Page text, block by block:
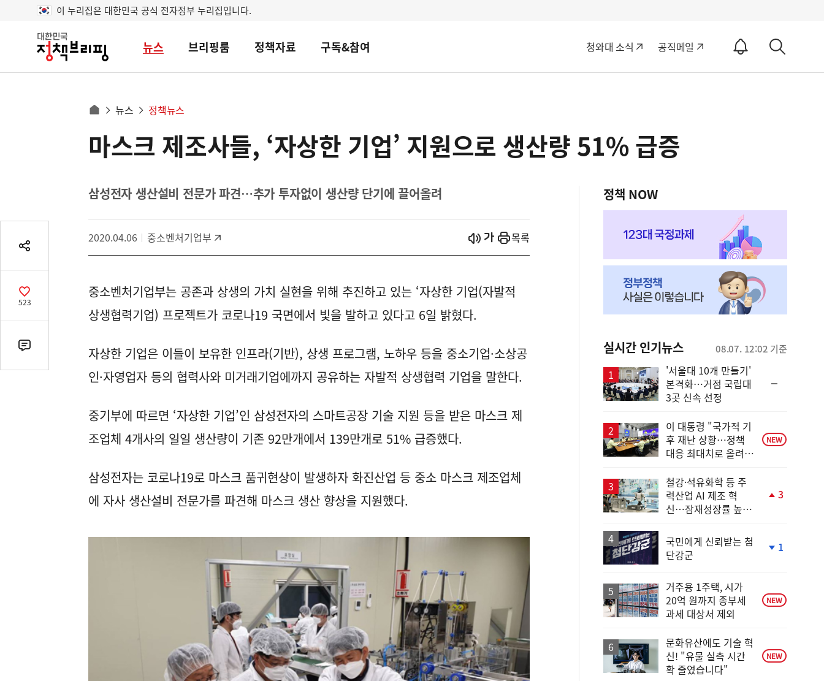
이 누리집은 대한민국 공식 전자정부 누리집입니다.
대
민
뉴스 브리핑룸 정책자료 구독&참여 청와대 소식 공직메일
알
ON
세
로
으
로
뉴스 정책뉴스
공
기
공
감
523
댓
글
마스크 제조사들, ‘자상한 기업’ 지원으로 생산량 51% 급증
삼성전자 생산설비 전문가 파견…추가 투자없이 생산량 단기에 끌어올려
2020.04.06 중소벤처기업부 시작
열기 목록
중소벤처기업부는 공존과 상생의 가치 실현을 위해 추진하고 있는 ‘자상한 기업(자발적
상생협력기업) 프로젝트가 코로나19 국면에서 빛을 발하고 있다고 6일 밝혔다.
자상한 기업은 이들이 보유한 인프라(기반), 상생 프로그램, 노하우 등을 중소기업·소상공
인·자영업자 등의 협력사와 미거래기업에까지 공유하는 자발적 상생협력 기업을 말한다.
중기부에 따르면 ‘자상한 기업’인 삼성전자의 스마트공장 기술 지원 등을 받은 마스크 제
조업체 4개사의 일일 생산량이 기존 92만개에서 139만개로 51% 급증했다.
삼성전자는 코로나19로 마스크 품귀현상이 발생하자 화진산업 등 중소 마스크 제조업체
에 자사 생산설비 전문가를 파견해 마스크 생산 향상을 지원했다.
정책 NOW
실시간 인기뉴스 08.07. 12:02 기준
'서울대 10개 만들기'
본격화…거점 국립대
3곳 신속 선정
이 대통령 "국가적 기
후 재난 상황…정책
대응 최대치로 올려
NEW
철강·석유화학 등 주
력산업 AI 제조 혁
신…잠재성장률 높인
3
국민에게 신뢰받는 첨
단강군
1
거주용 1주택, 시가
20억 원까지 종부세
과세 대상서 제외
NEW
문화유산에도 기술 혁
신! "유물 실측 시간
확 줄였습니다"
NEW